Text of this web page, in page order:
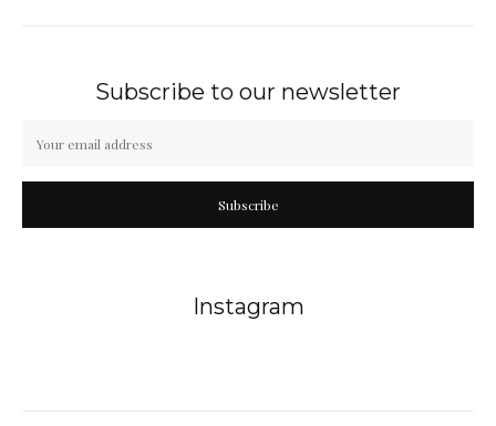
Subscribe to our newsletter
Subscribe
Instagram